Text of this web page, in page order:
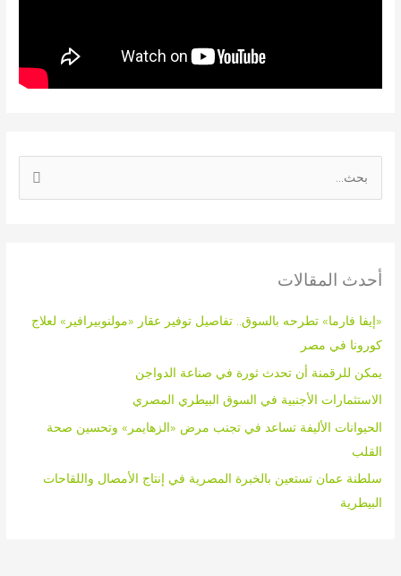
ث
ن
:
أحدث المقالات
«إيفا فارما» تطرحه بالسوق.. تفاصيل توفير عقار «مولنوبيرافير» لعلاج
كورونا في مصر
يمكن للرقمنة أن تحدث ثورة في صناعة الدواجن
الاستثمارات الأجنبية في السوق البيطري المصري
الحيوانات الأليفة تساعد في تجنب مرض «الزهايمر» وتحسين صحة
القلب
سلطنة عمان تستعين بالخبرة المصرية في إنتاج الأمصال واللقاحات
البيطرية